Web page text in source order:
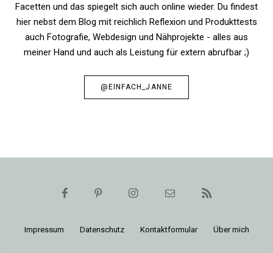
Facetten und das spiegelt sich auch online wieder. Du findest
hier nebst dem Blog mit reichlich Reflexion und Produkttests
auch Fotografie, Webdesign und Nähprojekte - alles aus
meiner Hand und auch als Leistung für extern abrufbar ;)
@EINFACH_JANNE
Impressum Daten­schutz Kon­takt­for­mular Über mich